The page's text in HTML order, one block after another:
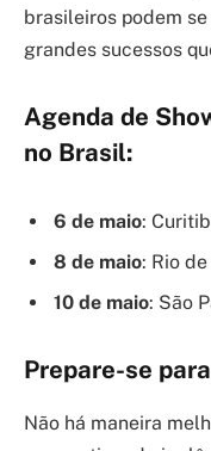
brasileiros podem
grandes sucessos
Agenda de
no Brasil:
6 de maio:
8 de maio: Rio de
10 de maio: São
Prepare-se
Não há maneira